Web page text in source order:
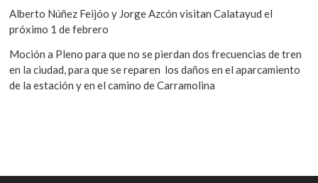
Alberto Núñez Feijóo y Jorge Azcón visitan Calatayud el
próximo 1 de febrero
Moción a Pleno para que no se pierdan dos frecuencias de tren
en la ciudad, para que se reparen los daños en el aparcamiento
de la estación y en el camino de Carramolina